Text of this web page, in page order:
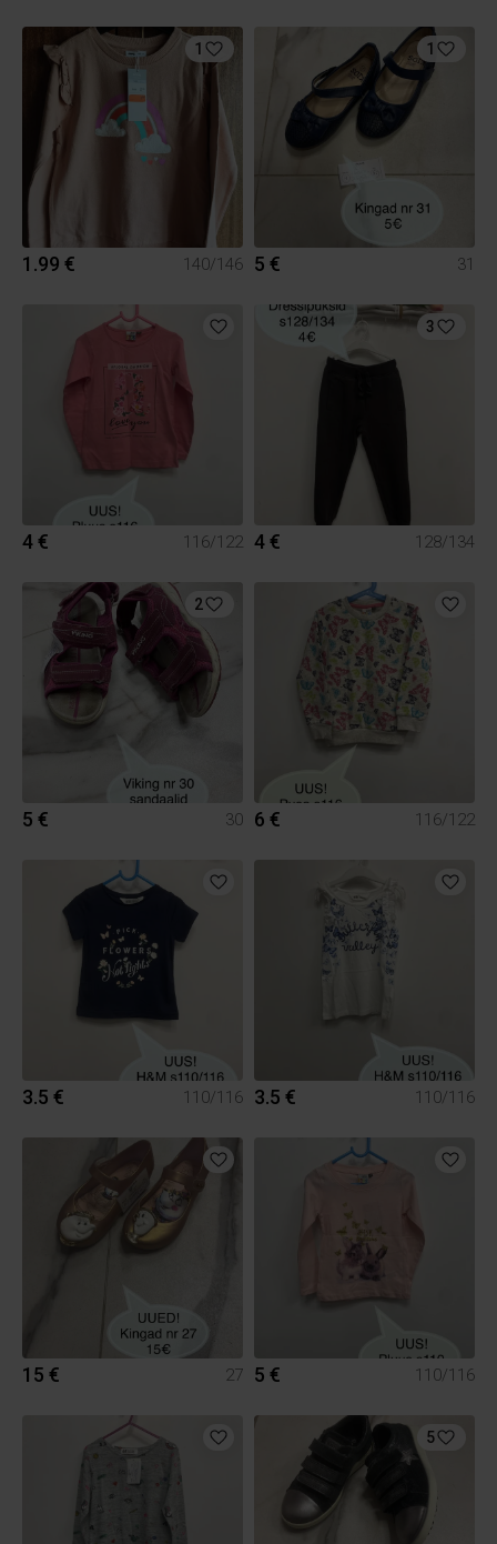
1
1.99 € 140/146
1
5 € 31
4 € 116/122
3
4 € 128/134
2
5 € 30 6 € 116/122
3.5 € 110/116 3.5 € 110/116
15 € 27 5 € 110/116
5